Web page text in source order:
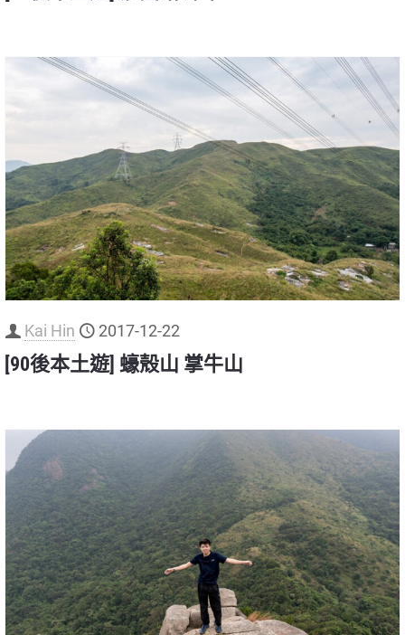
Kai Hin 2017-12-22
[90後本土遊] 蠔殼山 掌牛山